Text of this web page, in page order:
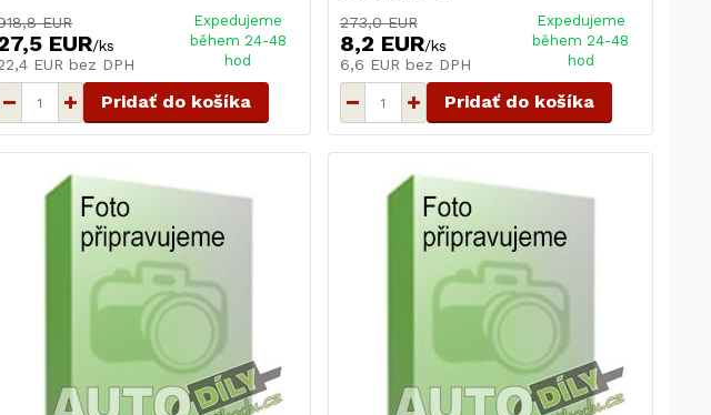
EUR
EUR/ks
EUR bez DPH
Expedujeme
během 24-48
hod
Pridať do košíka
273,0 EUR
8,2 EUR/ks
6,6 EUR bez DPH
Expedujeme
během 24-48
hod
Pridať do košíka